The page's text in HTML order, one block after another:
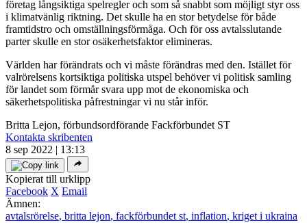
företag långsiktiga spelregler och som så snabbt som möjligt styr oss
i klimatvänlig riktning. Det skulle ha en stor betydelse för både
framtidstro och omställningsförmåga. Och för oss avtalsslutande
parter skulle en stor osäkerhetsfaktor elimineras.
Världen har förändrats och vi måste förändras med den. Istället för
valrörelsens kortsiktiga politiska utspel behöver vi politisk samling
för landet som förmår svara upp mot de ekonomiska och
säkerhetspolitiska påfrestningar vi nu står inför.
Britta Lejon, förbundsordförande Fackförbundet ST
Kontakta skribenten
8 sep 2022 | 13:13
Kopierat till urklipp
Facebook X Email
Ämnen:
avtalsrörelse, britta lejon, fackförbundet st, inflation, kriget i ukraina